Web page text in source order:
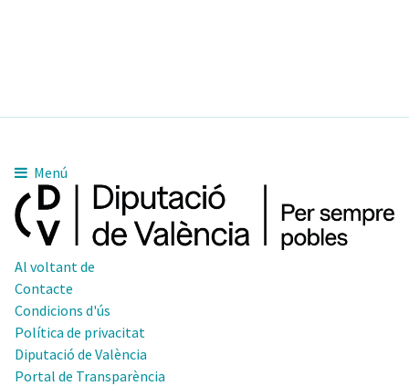
Menú
Al voltant de
Contacte
Condicions d'ús
Política de privacitat
Diputació de València
Portal de Transparència